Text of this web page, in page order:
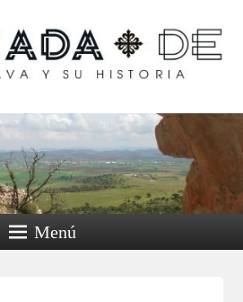
Calatrava y
historia
Menú